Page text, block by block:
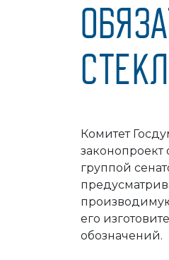
Комитет
группой
его
обозначений.